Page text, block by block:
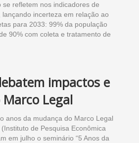
se refletem nos indicadores de
incerteza em relação ao
para 2033: 99% da população
90% com coleta e tratamento de
impactos e
Legal
anos da mudança do Marco Legal
de Pesquisa Econômica
em julho o seminário “5 Anos da